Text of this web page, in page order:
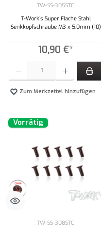
TW-SS-305STC
T-Work´s Super Flache Stahl
Senkkopfschraube M3 x 5,0mm (10)
10,90 €*
Zum Merkzettel hinzufügen
Vorrätig
TW-SS-308STC